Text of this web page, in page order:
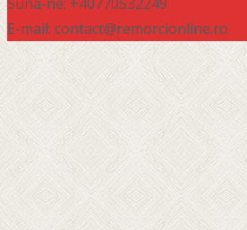
E-mail: contact@remorcionline.ro